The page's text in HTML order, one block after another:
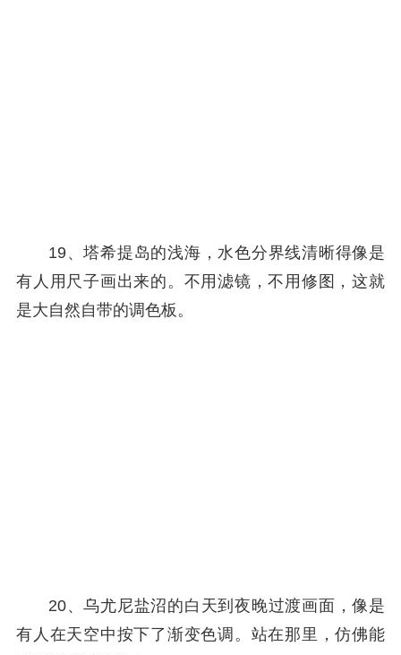
19、塔希提岛的浅海，水色分界线清晰得像是
有人用尺子画出来的。不用滤镜，不用修图，这就
是大自然自带的调色板。
20、乌尤尼盐沼的白天到夜晚过渡画面，像是
有人在天空中按下了渐变色调。站在那里，仿佛能